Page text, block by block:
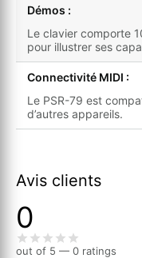
Démos :
Le clavier comporte
pour illustrer ses
Connectivité MIDI :
Le PSR-79 est
d’autres appareils.
Avis clients
0
out of 5 — 0 ratings